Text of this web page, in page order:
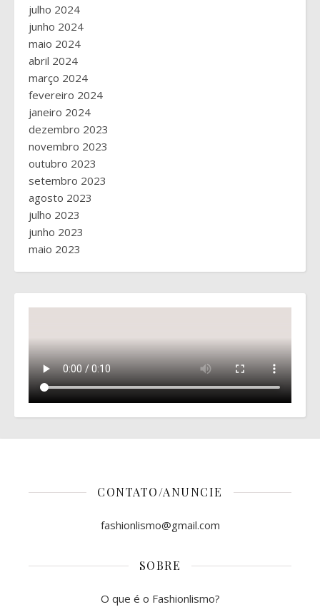
julho 2024
junho 2024
maio 2024
abril 2024
março 2024
fevereiro 2024
janeiro 2024
dezembro 2023
novembro 2023
outubro 2023
setembro 2023
agosto 2023
julho 2023
junho 2023
maio 2023
CONTATO/ANUNCIE
fashionlismo@gmail.com
SOBRE
O que é o Fashionlismo?